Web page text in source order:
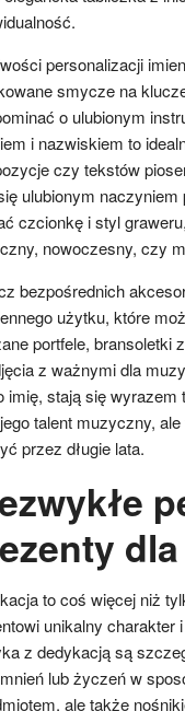
personalizacji
smycze na
o ulubionym
i nazwiskiem to
czy tekstów
ulubionym naczyniem
czcionkę i styl
nowoczesny, czy
bezpośrednich
użytku, które
portfele, bransoletki
z ważnymi dla
imię, stają się
talent muzyczny,
przez długie lata.
to coś więcej niż
unikalny charakter
z dedykacją są
lub życzeń w
ale także